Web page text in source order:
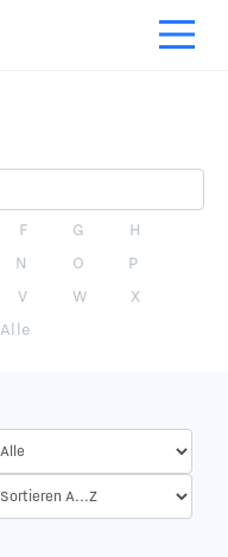
F G
H
N O
P
V W
X
Alle